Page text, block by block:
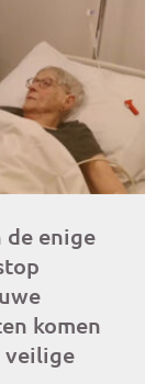
de enige
komen
veilige